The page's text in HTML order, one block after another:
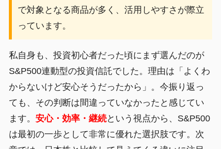
で対象となる商品が多く、活用しやすさが際立
っています。
私自身も、投資初心者だった頃にまず選んだのが
S&P500連動型の投資信託でした。理由は「よくわ
からないけど安心そうだったから」。今振り返っ
ても、その判断は間違っていなかったと感じてい
ます。 安心・効率・継続という視点から、S&P500
は最初の一歩として非常に優れた選択肢です。次